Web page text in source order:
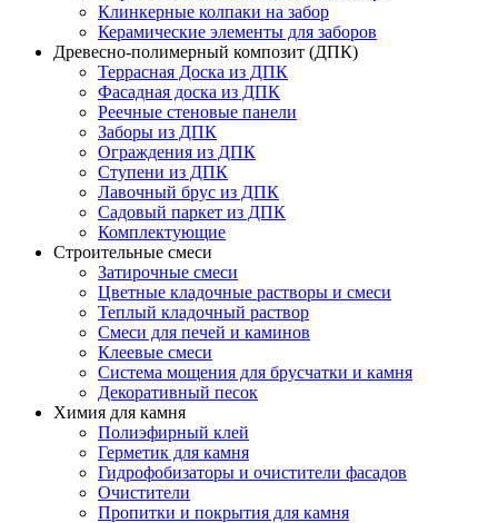
Клинкерные колпаки на забор
Керамические элементы для заборов
Древесно-полимерный композит (ДПК)
Террасная Доска из ДПК
Фасадная доска из ДПК
Реечные стеновые панели
Заборы из ДПК
Ограждения из ДПК
Ступени из ДПК
Лавочный брус из ДПК
Садовый паркет из ДПК
Комплектующие
Строительные смеси
Затирочные смеси
Цветные кладочные растворы и смеси
Теплый кладочный раствор
Смеси для печей и каминов
Клеевые смеси
Система мощения для брусчатки и камня
Декоративный песок
Химия для камня
Полиэфирный клей
Герметик для камня
Гидрофобизаторы и очистители фасадов
Очистители
Пропитки и покрытия для камня